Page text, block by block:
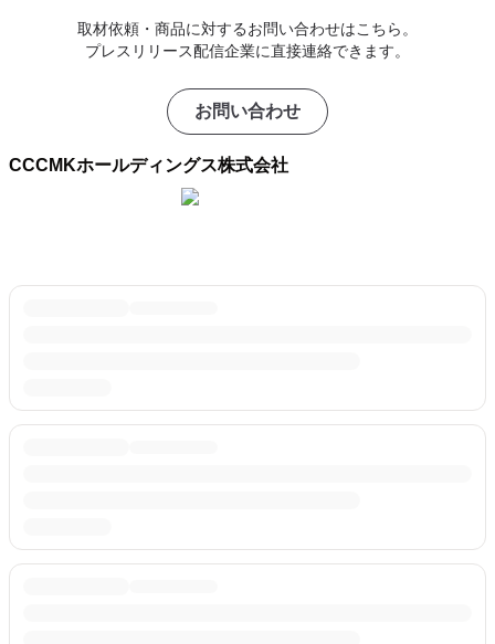
取材依頼・商品に対するお問い合わせはこちら。
プレスリリース配信企業に直接連絡できます。
お問い合わせ
CCCMKホールディングス株式会社